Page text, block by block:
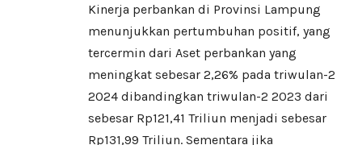
Kinerja perbankan di Provinsi Lampung
menunjukkan pertumbuhan positif, yang
tercermin dari Aset perbankan yang
meningkat sebesar 2,26% pada triwulan-2
2024 dibandingkan triwulan-2 2023 dari
sebesar Rp121,41 Triliun menjadi sebesar
Rp131,99 Triliun. Sementara jika